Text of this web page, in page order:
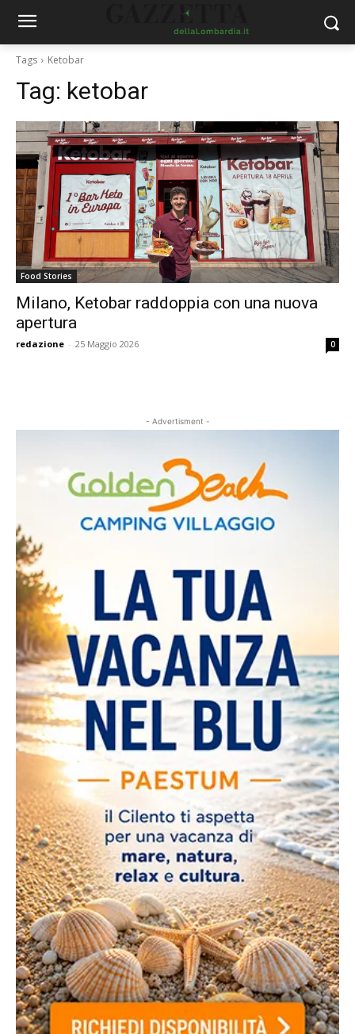
Tags Ketobar
Tag: ketobar
Food Stories
Milano, Ketobar raddoppia con una nuova
apertura
redazione - 25 Maggio 2026 0
- Advertisment -